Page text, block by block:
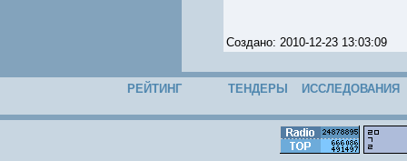
Создано: 2010-12-23 13:03:09
РЕЙТИНГ ТЕНДЕРЫ ИССЛЕДОВАНИЯ